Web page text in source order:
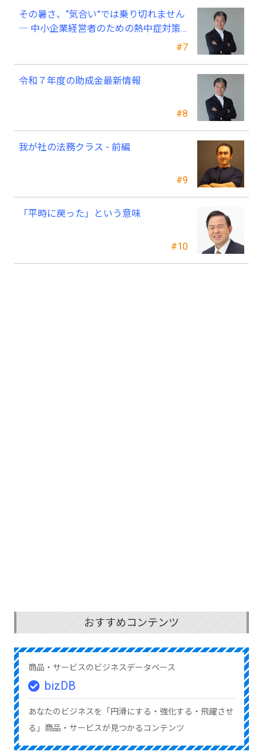
#7
その暑さ、“気合い”では乗り切れません
― 中小企業経営者のための熱中症対策
#8
令和７年度の助成金最新情報
#9
我が社の法務クラス - 前編
#10
「平時に戻った」という意味
おすすめコンテンツ
商品・サービスのビジネスデータベース
bizDB
あなたのビジネスを「円滑にする・強化する・飛躍させ
る」商品・サービスが見つかるコンテンツ